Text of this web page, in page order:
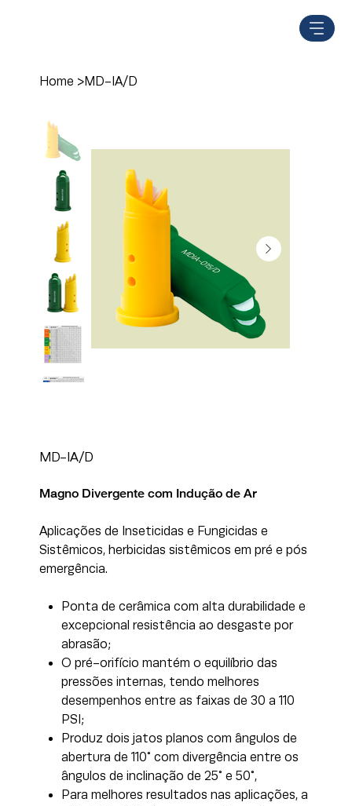
Home >MD-IA/D
MD-IA/D
Magno Divergente com Indução de Ar
Aplicações de Inseticidas e Fungicidas e
Sistêmicos, herbicidas sistêmicos em pré e pós
emergência.
Ponta de cerâmica com alta durabilidade e
excepcional resistência ao desgaste por
abrasão;
O pré-orifício mantém o equilíbrio das
pressões internas, tendo melhores
desempenhos entre as faixas de 30 a 110
PSI;
Produz dois jatos planos com ângulos de
abertura de 110° com divergência entre os
ângulos de inclinação de 25° e 50°,
Para melhores resultados nas aplicações, a